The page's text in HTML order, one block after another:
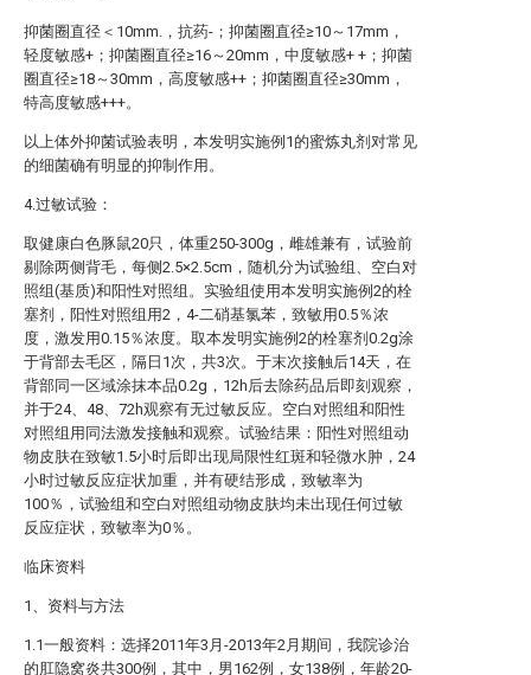
抑菌圈直径＜10mm.，抗药-；抑菌圈直径≥10～17mm，
轻度敏感+；抑菌圈直径≥16～20mm，中度敏感+ +；抑菌
圈直径≥18～30mm，高度敏感++；抑菌圈直径≥30mm，
特高度敏感+++。
以上体外抑菌试验表明，本发明实施例1的蜜炼丸剂对常见
的细菌确有明显的抑制作用。
4.过敏试验：
取健康白色豚鼠20只，体重250-300g，雌雄兼有，试验前
剔除两侧背毛，每侧2.5×2.5cm，随机分为试验组、空白对
照组(基质)和阳性对照组。实验组使用本发明实施例2的栓
塞剂，阳性对照组用2，4-二硝基氯苯，致敏用0.5％浓
度，激发用0.15％浓度。取本发明实施例2的栓塞剂0.2g涂
于背部去毛区，隔日1次，共3次。于末次接触后14天，在
背部同一区域涂抹本品0.2g，12h后去除药品后即刻观察，
并于24、48、72h观察有无过敏反应。空白对照组和阳性
对照组用同法激发接触和观察。试验结果：阳性对照组动
物皮肤在致敏1.5小时后即出现局限性红斑和轻微水肿，24
小时过敏反应症状加重，并有硬结形成，致敏率为
100％，试验组和空白对照组动物皮肤均未出现任何过敏
反应症状，致敏率为0％。
临床资料
1、资料与方法
1.1一般资料：选择2011年3月-2013年2月期间，我院诊治
的肛隐窝炎共300例，其中，男162例，女138例，年龄20-